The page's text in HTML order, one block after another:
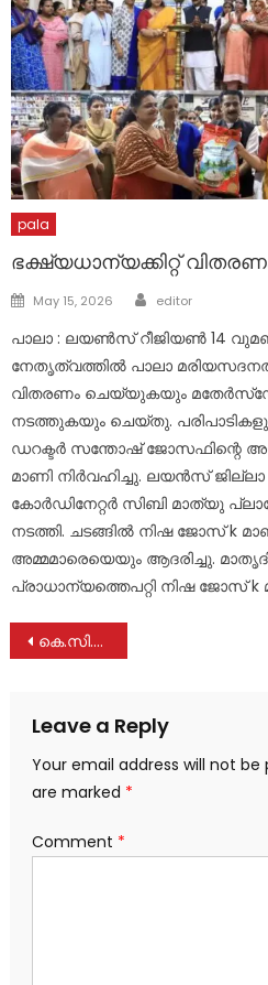
pala
ഭക്ഷ്യധാന്യക്കിറ്റ്
Posted
May 15, 2026 Author
editor
പാലാ : ലയൺസ് റീജിയൺ 14
നേതൃത്വത്തിൽ പാലാ
വിതരണം ചെയ്യുകയും
നടത്തുകയും ചെയ്തു.
ഡറക്ടർ സന്തോഷ്‌ ജോസഫിന്റെ
മാണി നിർവഹിച്ചു. ലയൻസ് ജില്ലാ
കോർഡിനേറ്റർ സിബി മാത്യു
നടത്തി. ചടങ്ങിൽ നിഷ ജോസ് k
അമ്മമാരെയെയും ആദരിച്ചു.
പ്രാധാന്യത്തെപറ്റി നിഷ ജോസ് k
Post
കെ.സി.വൈ.എൽ അതിരൂപത തല ഡയറക്ടേഴ്സ് & അഡ്വൈസേഴ്സ് മീറ്റ് സംഘടിപ്പിച്ചു
Leave a Reply
Your email address will not be
are marked *
Comment *